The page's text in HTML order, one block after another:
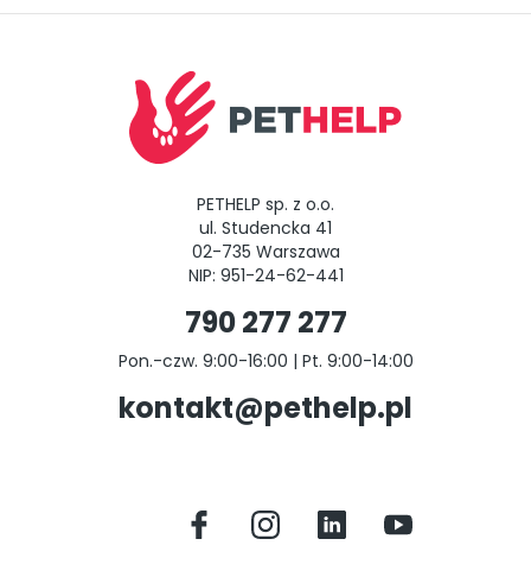
PETHELP sp. z o.o.
ul. Studencka 41
02-735 Warszawa
NIP: 951-24-62-441
790 277 277
Pon.-czw. 9:00-16:00 | Pt. 9:00-14:00
kontakt@pethelp.pl